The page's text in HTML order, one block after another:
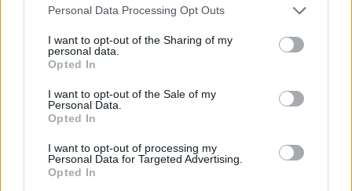
Personal Data Processing Opt Outs
I want to opt-out of the Sharing of my
personal data.
Opted In
I want to opt-out of the Sale of my
Personal Data.
Opted In
I want to opt-out of processing my
Personal Data for Targeted Advertising.
Opted In